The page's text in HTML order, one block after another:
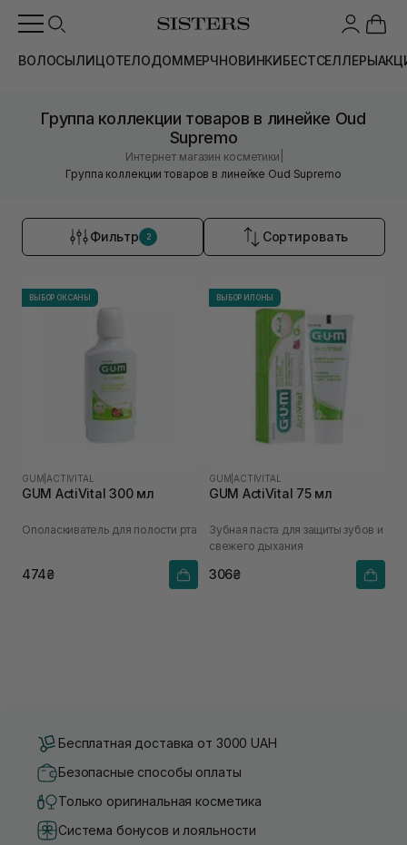
ВОЛОСЫЛИЦОТЕЛОДОММЕРЧНОВИНКИБЕСТСЕЛЛЕРЫ
Группа коллекции товаров в линейке Oud
Supremo
Интернет магазин косметики
Группа коллекции товаров в линейке Oud Supremo
Фильтр 2 Сортировать
ВЫБОР ОКСАНЫ
GUM ACTIVITAL
GUM ActiVital 300 мл
Ополаскиватель для полости рта
474₴
ВЫБОР ИЛОНЫ
GUM ACTIVITAL
GUM ActiVital 75 мл
Зубная паста для защиты зубов и
свежего дыхания
306₴
Бесплатная доставка от 3000 UAH
Безопасные способы оплаты
Только оригинальная косметика
Система бонусов и лояльности